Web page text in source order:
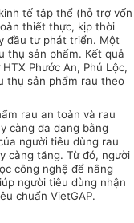
tế tập thể (hỗ trợ vốn
thiết thực, kịp thời
đầu tư phát triển. Một
thụ sản phẩm. Kết quả
Phước An, Phú Lộc,
thụ sản phẩm rau theo
rau an toàn và rau
càng đa dạng bằng
người tiêu dùng rau
càng tăng. Từ đó, người
công nghệ để nâng
người tiêu dùng nhận
chuẩn VietGAP.